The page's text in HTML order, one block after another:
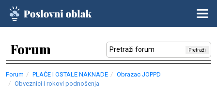
Forum Pretraži
Forum PLAĆE I OSTALE NAKNADE
Obrazac JOPPD
Obveznici i rokovi podnošenja